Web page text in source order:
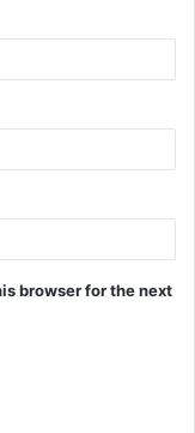
browser for the next